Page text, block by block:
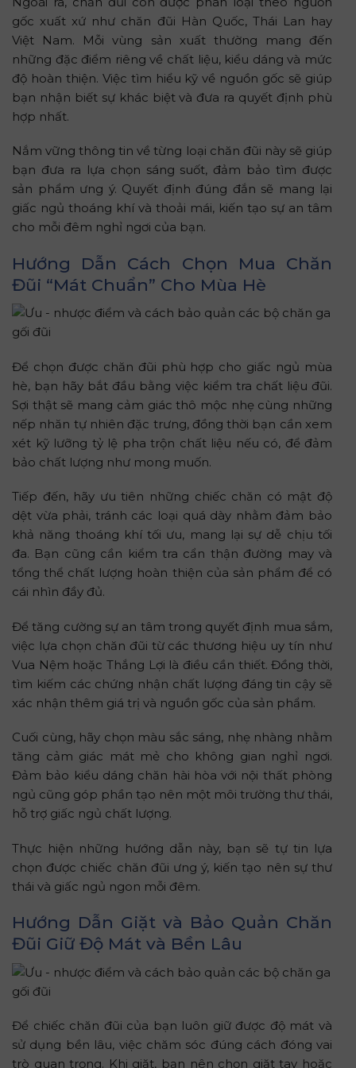
gốc xuất xứ như chăn đũi Hàn Quốc, Thái Lan hay
Việt Nam. Mỗi vùng sản xuất thường mang đến
những đặc điểm riêng về chất liệu, kiểu dáng và mức
độ hoàn thiện. Việc tìm hiểu kỹ về nguồn gốc sẽ giúp
bạn nhận biết sự khác biệt và đưa ra quyết định phù
hợp nhất.
Nắm vững thông tin về từng loại chăn đũi này sẽ giúp
bạn đưa ra lựa chọn sáng suốt, đảm bảo tìm được
sản phẩm ưng ý. Quyết định đúng đắn sẽ mang lại
giấc ngủ thoáng khí và thoải mái, kiến tạo sự an tâm
cho mỗi đêm nghỉ ngơi của bạn.
Hướng Dẫn Cách Chọn Mua Chăn
Đũi “Mát Chuẩn” Cho Mùa Hè
Để chọn được chăn đũi phù hợp cho giấc ngủ mùa
hè, bạn hãy bắt đầu bằng việc kiểm tra chất liệu đũi.
Sợi thật sẽ mang cảm giác thô mộc nhẹ cùng những
nếp nhăn tự nhiên đặc trưng, đồng thời bạn cần xem
xét kỹ lưỡng tỷ lệ pha trộn chất liệu nếu có, để đảm
bảo chất lượng như mong muốn.
Tiếp đến, hãy ưu tiên những chiếc chăn có mật độ
dệt vừa phải, tránh các loại quá dày nhằm đảm bảo
khả năng thoáng khí tối ưu, mang lại sự dễ chịu tối
đa. Bạn cũng cần kiểm tra cẩn thận đường may và
tổng thể chất lượng hoàn thiện của sản phẩm để có
cái nhìn đầy đủ.
Để tăng cường sự an tâm trong quyết định mua sắm,
việc lựa chọn chăn đũi từ các thương hiệu uy tín như
Vua Nệm hoặc Thắng Lợi là điều cần thiết. Đồng thời,
tìm kiếm các chứng nhận chất lượng đáng tin cậy sẽ
xác nhận thêm giá trị và nguồn gốc của sản phẩm.
Cuối cùng, hãy chọn màu sắc sáng, nhẹ nhàng nhằm
tăng cảm giác mát mẻ cho không gian nghỉ ngơi.
Đảm bảo kiểu dáng chăn hài hòa với nội thất phòng
ngủ cũng góp phần tạo nên một môi trường thư thái,
hỗ trợ giấc ngủ chất lượng.
Thực hiện những hướng dẫn này, bạn sẽ tự tin lựa
chọn được chiếc chăn đũi ưng ý, kiến tạo nên sự thư
thái và giấc ngủ ngon mỗi đêm.
Hướng Dẫn Giặt và Bảo Quản Chăn
Đũi Giữ Độ Mát và Bền Lâu
Để chiếc chăn đũi của bạn luôn giữ được độ mát và
sử dụng bền lâu, việc chăm sóc đúng cách đóng vai
trò quan trọng. Khi giặt, bạn nên chọn giặt tay hoặc